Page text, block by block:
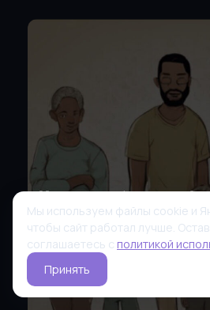
Мы используем файлы cookie и
чтобы сайт работал лучше.
соглашаетесь с политикой
Принять